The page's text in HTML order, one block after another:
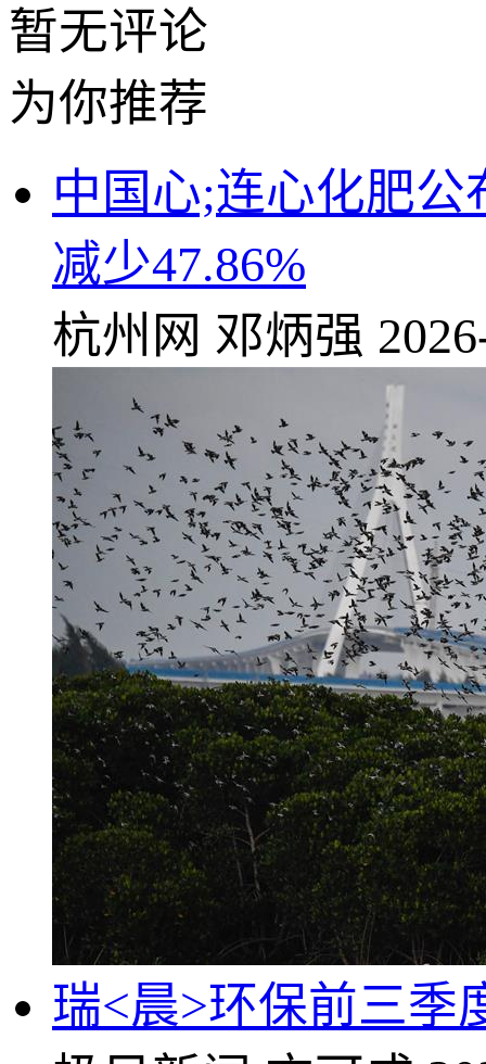
暂无评论
为你推荐
中国心;连心化肥
减少47.86%
杭州网 邓炳强
瑞<晨>环保前三季